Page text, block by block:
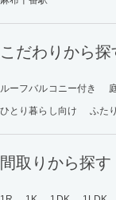
こだわりから探
ルーフバルコニー付き
ひとり暮らし向け
ふた
間取りから探す